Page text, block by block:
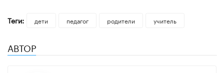
Теги: дети педагог родители учитель
АВТОР